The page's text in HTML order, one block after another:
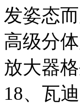
发姿态
高级分
放大器
18、瓦